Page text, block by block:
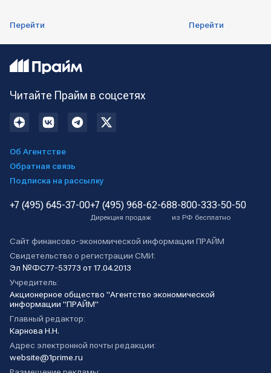
Перейти Перейти
Читайте Прайм в соцсетях
Об Агентстве
Обратная связь
Подписка на рассылку
+7 (495) 645-37-00+7 (495) 968-62-68
Дирекция продаж
8-800-333-50-50
из РФ бесплатно
Сайт финансово-экономической информации ПРАЙМ
Свидетельство о регистрации СМИ:
Эл №ФС77-53773 от 17.04.2013
Учредитель:
Акционерное общество "Агентство экономической
информации "ПРАЙМ"
Главный редактор:
Карнова Н.Н.
Адрес электронной почты редакции:
website@1prime.ru